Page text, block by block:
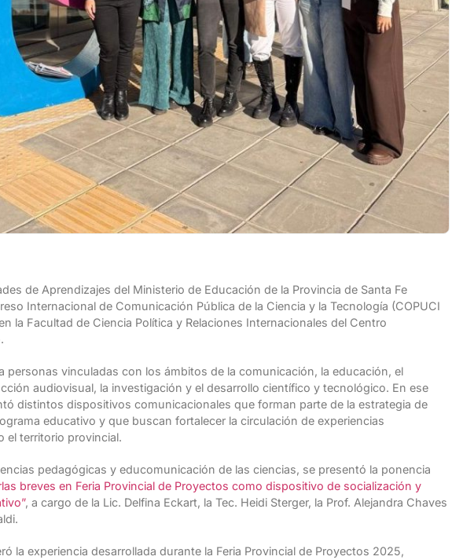
de Aprendizajes del Ministerio de Educación de la Provincia de Santa Fe
Internacional de Comunicación Pública de la Ciencia y la Tecnología (COPUCI
la Facultad de Ciencia Política y Relaciones Internacionales del Centro
personas vinculadas con los ámbitos de la comunicación, la educación, el
audiovisual, la investigación y el desarrollo científico y tecnológico. En ese
distintos dispositivos comunicacionales que forman parte de la estrategia de
educativo y que buscan fortalecer la circulación de experiencias
el territorio provincial.
pedagógicas y educomunicación de las ciencias, se presentó la ponencia
breves en Feria Provincial de Proyectos como dispositivo de socialización y
, a cargo de la Lic. Delfina Eckart, la Tec. Heidi Sterger, la Prof. Alejandra Chaves
la experiencia desarrollada durante la Feria Provincial de Proyectos 2025,